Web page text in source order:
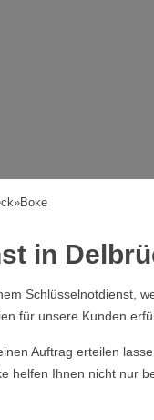
»Boke
in
Schlüsselnotdienst,
für unsere Kunden
Auftrag erteilen
helfen Ihnen nicht nur